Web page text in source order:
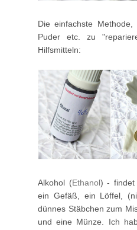
Die einfachste
Puder etc. zu
Hilfsmitteln:
Alkohol (Ethanol) - findet
ein Gefäß, ein Löffel,
dünnes Stäbchen zum
und eine Münze. Ich